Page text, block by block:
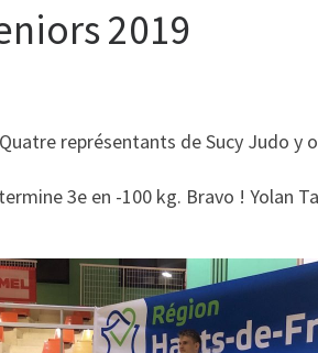
2019
représentants de Sucy Judo y
3e en -100 kg. Bravo ! Yolan